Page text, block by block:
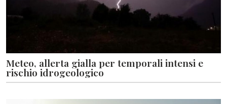
Meteo, allerta gialla per temporali intensi e
rischio idrogeologico